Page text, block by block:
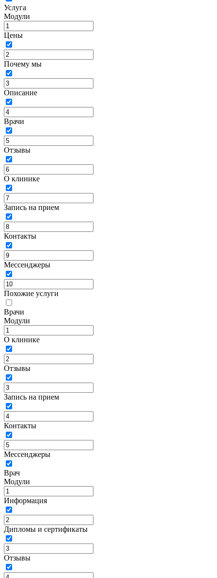
Услуга
Модули
Цены
Почему мы
Описание
Врачи
Отзывы
О клинике
Запись на прием
Контакты
Мессенджеры
Похожие услуги
Врачи
Модули
О клинике
Отзывы
Запись на прием
Контакты
Мессенджеры
Врач
Модули
Информация
Дипломы и сертификаты
Отзывы